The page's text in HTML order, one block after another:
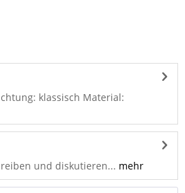
klassisch Material:
und diskutieren... mehr